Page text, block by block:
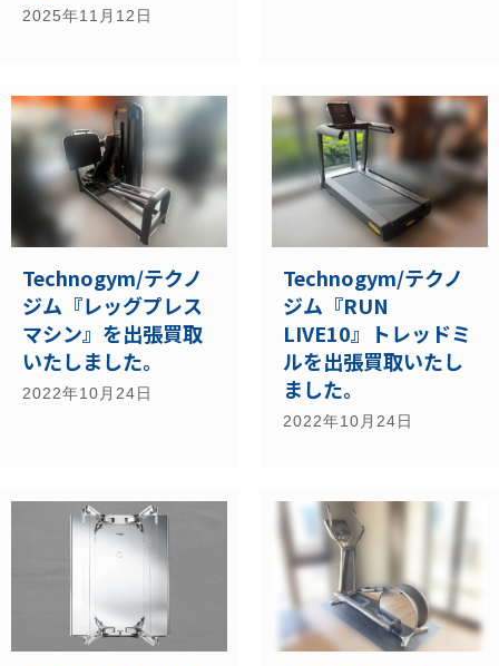
2025年11月12日
Technogym/テクノ
ジム『レッグプレス
マシン』を出張買取
いたしました。
2022年10月24日
Technogym/テクノ
ジム『RUN
LIVE10』トレッドミ
ルを出張買取いたし
ました。
2022年10月24日